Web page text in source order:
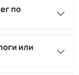
по
или